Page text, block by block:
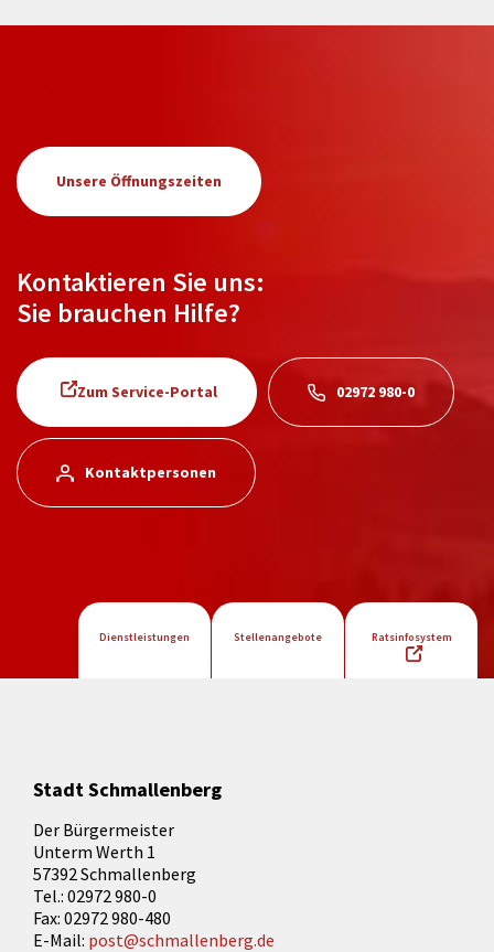
Unsere Öffnungszeiten
Kontaktieren Sie uns:
Sie brauchen Hilfe?
Zum Service-Portal 02972 980-0
Kontaktpersonen
Dienstleistungen Stellenangebote Ratsinfosystem
Stadt Schmallenberg
Der Bürgermeister
Unterm Werth 1
57392 Schmallenberg
Tel.: 02972 980-0
Fax: 02972 980-480
E-Mail: post@schmallenberg.de